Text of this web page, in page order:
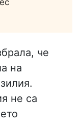
че
на
не са